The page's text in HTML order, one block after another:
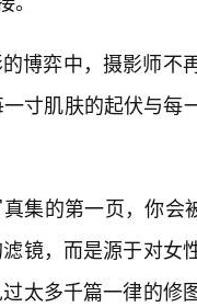
博弈中，摄影师不
寸肌肤的起伏与每
集的第一页，你会
镜，而是源于对女
太多千篇一律的修